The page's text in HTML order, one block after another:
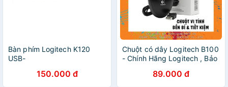
Bàn phím Logitech K120
USB-
150.000 đ
Chuột có dây Logitech B100
- Chính Hãng Logitech , Bảo
89.000 đ